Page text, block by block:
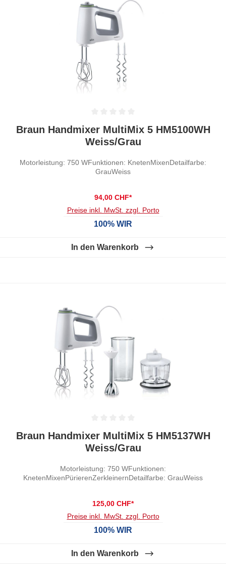
Durchschnittliche Bewertung von 0 von 5 Sternen
Braun Handmixer MultiMix 5 HM5100WH
Weiss/Grau
Motorleistung: 750 WFunktionen: KnetenMixenDetailfarbe:
GrauWeiss
94,00 CHF*
Preise inkl. MwSt. zzgl. Porto
100% WIR
In den Warenkorb
Durchschnittliche Bewertung von 0 von 5 Sternen
Braun Handmixer MultiMix 5 HM5137WH
Weiss/Grau
Motorleistung: 750 WFunktionen:
KnetenMixenPürierenZerkleinernDetailfarbe: GrauWeiss
125,00 CHF*
Preise inkl. MwSt. zzgl. Porto
100% WIR
In den Warenkorb